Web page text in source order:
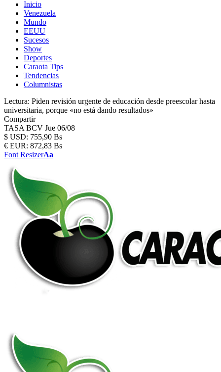
Inicio
Venezuela
Mundo
EEUU
Sucesos
Show
Deportes
Caraota Tips
Tendencias
Columnistas
Lectura: Piden revisión urgente de educación desde preescolar hasta
universitaria, porque «no está dando resultados»
Compartir
TASA BCV Jue 06/08
$ USD: 755,90 Bs
€ EUR: 872,83 Bs
Font ResizerAa